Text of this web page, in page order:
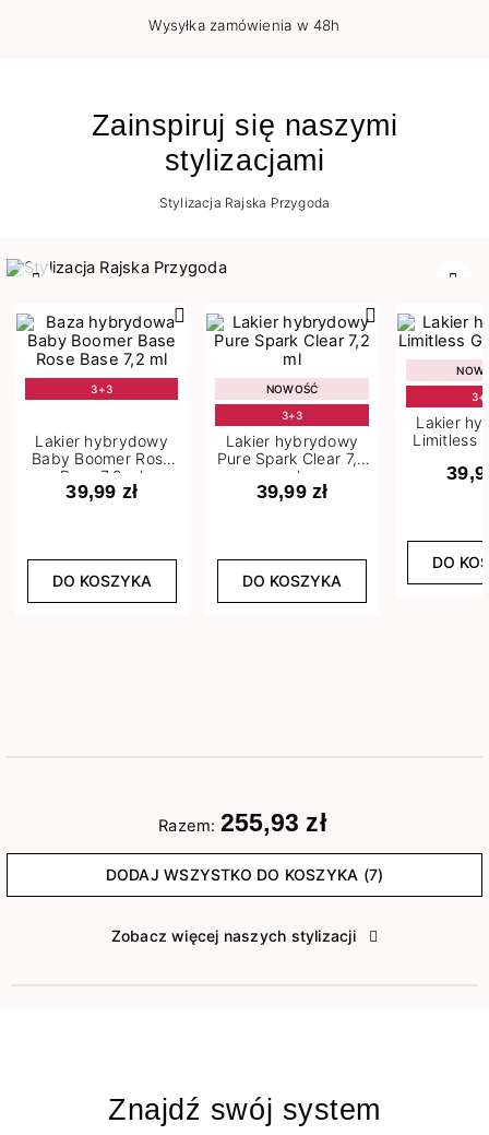
Wysyłka zamówienia w 48h
Zainspiruj się naszymi
stylizacjami
Stylizacja Rajska Przygoda
3+3
Lakier hybrydowy
Baby Boomer Rose
Base 7,2 ml
39,99 zł
DO KOSZYKA
NOWOŚĆ
3+3
Lakier hybrydowy
Pure Spark Clear 7,2
ml
39,99 zł
DO KOSZYKA
Lakier
Limitless
DO
Razem: 255,93 zł
DODAJ WSZYSTKO DO KOSZYKA (7)
Zobacz więcej naszych stylizacji
Znajdź swój system